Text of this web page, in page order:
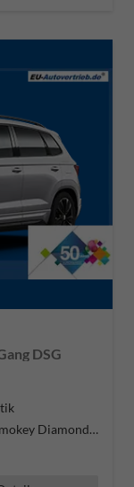
DSG
Silber, Smokey Diamond Silber (B